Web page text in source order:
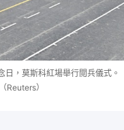
，莫斯科紅場舉行閲兵儀式。
Reuters）